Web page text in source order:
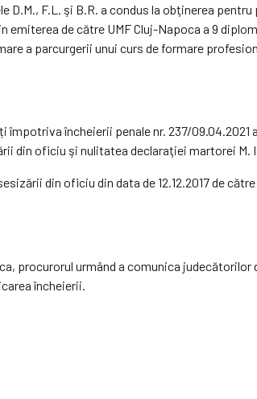
F.L. şi B.R. a condus la obţinerea
de către UMF Cluj-Napoca a 9
a parcurgerii unui curs de formare
încheierii penale nr. 237/
din oficiu şi nulitatea declaraţiei martorei M.
din oficiu din data de 12.12.2017 de
procurorul urmând a comunica
încheierii.